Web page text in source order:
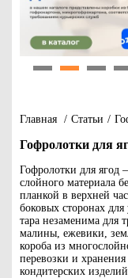
Главная / Статьи /
Гофролотки для
Гофролотки для ягод
слойного материала
планкой в верхней
боковых сторонах
тара незаменима для
малины, ежевики,
короба из
перевозки и
кондитерских